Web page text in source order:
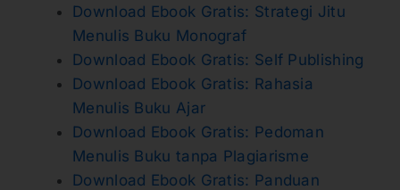
Download Ebook Gratis: Strategi Jitu
Menulis Buku Monograf
Download Ebook Gratis: Self Publishing
Download Ebook Gratis: Rahasia
Menulis Buku Ajar
Download Ebook Gratis: Pedoman
Menulis Buku tanpa Plagiarisme
Download Ebook Gratis: Panduan